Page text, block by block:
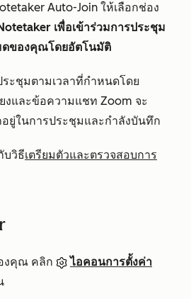
Auto-Join ให้เลือกช่อง
เพื่อเข้าร่วมการประชุม
ดของคุณโดยอัตโนมัติ
ระชุมตามเวลาที่กำหนดโดย
งและข้อความแชท Zoom จะ
ยู่ในการประชุมและกำลังบันทึก
บวิธีเตรียมตัวและตรวจสอบการ
งคุณ คลิก
ไอคอนการตั้งค่า